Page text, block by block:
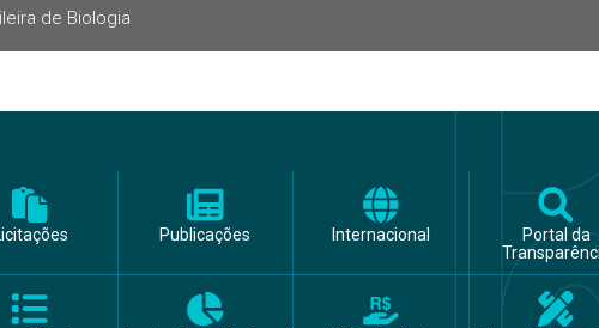
de Biologia
Publicações Internacional
Portal da